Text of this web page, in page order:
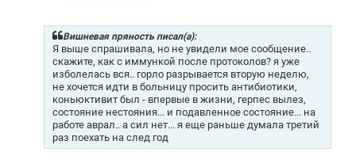
Вишневая пряность писал(а):
Я выше спрашивала, но не увидели мое сообщение..
скажите, как с иммункой после протоколов? я уже
изболелась вся.. горло разрывается вторую неделю,
не хочется идти в больницу просить антибиотики,
коньюктивит был - впервые в жизни, герпес вылез,
состояние нестояния... и подавленное состояние... на
работе аврал.. а сил нет... я еще раньше думала третий
раз поехать на след год